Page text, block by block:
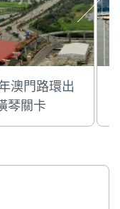
澳門路環出
琴關卡